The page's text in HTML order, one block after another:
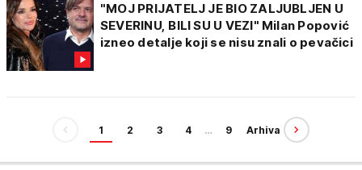
"MOJ PRIJATELJ JE BIO ZALJUBLJEN U
SEVERINU, BILI SU U VEZI" Milan Popović
izneo detalje koji se nisu znali o pevačici
1 2 3 4 … 9 Arhiva